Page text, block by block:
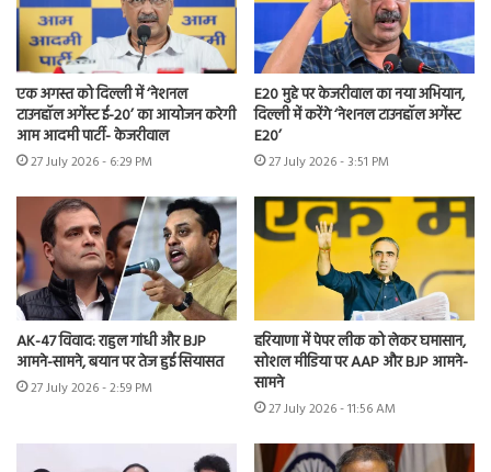
एक अगस्त को दिल्ली में ‘नेशनल
टाउनहॉल अगेंस्ट ई-20’ का आयोजन करेगी
आम आदमी पार्टी- केजरीवाल
27 July 2026 - 6:29 PM
E20 मुद्दे पर केजरीवाल का नया अभियान,
दिल्ली में करेंगे ‘नेशनल टाउनहॉल अगेंस्ट
E20’
27 July 2026 - 3:51 PM
AK-47 विवाद: राहुल गांधी और BJP
आमने-सामने, बयान पर तेज हुई सियासत
27 July 2026 - 2:59 PM
हरियाणा में पेपर लीक को लेकर घमासान,
सोशल मीडिया पर AAP और BJP आमने-
सामने
27 July 2026 - 11:56 AM